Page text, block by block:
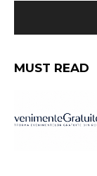
MUST READ